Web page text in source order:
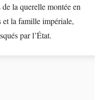
la querelle montée en
et la famille impériale,
par l’État.